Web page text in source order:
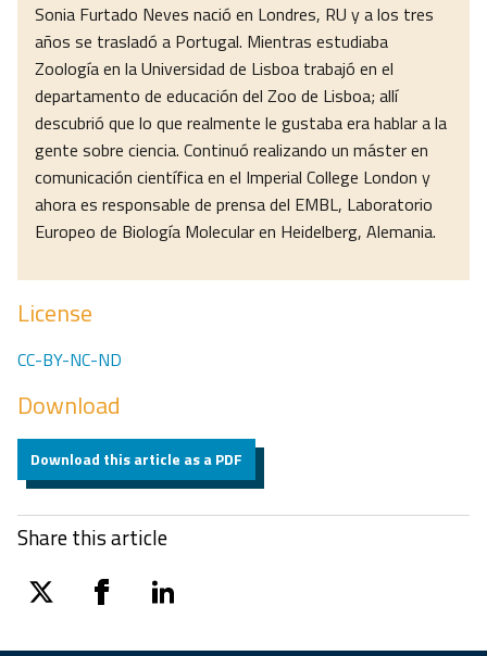
Sonia Furtado Neves nació en Londres, RU y a los tres
años se trasladó a Portugal. Mientras estudiaba
Zoología en la Universidad de Lisboa trabajó en el
departamento de educación del Zoo de Lisboa; allí
descubrió que lo que realmente le gustaba era hablar a la
gente sobre ciencia. Continuó realizando un máster en
comunicación científica en el Imperial College London y
ahora es responsable de prensa del EMBL, Laboratorio
Europeo de Biología Molecular en Heidelberg, Alemania.
License
CC-BY-NC-ND
Download
Download this article as a PDF
Share this article
twitter facebooklinkedin